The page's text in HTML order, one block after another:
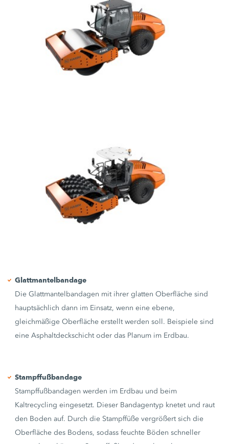
Glattmantelbandage
Die Glattmantelbandagen mit ihrer glatten Oberfläche sind
hauptsächlich dann im Einsatz, wenn eine ebene,
gleichmäßige Oberfläche erstellt werden soll. Beispiele sind
eine Asphaltdeckschicht oder das Planum im Erdbau.
Stampffußbandage
Stampffußbandagen werden im Erdbau und beim
Kaltrecycling eingesetzt. Dieser Bandagentyp knetet und raut
den Boden auf. Durch die Stampffüße vergrößert sich die
Oberfläche des Bodens, sodass feuchte Böden schneller